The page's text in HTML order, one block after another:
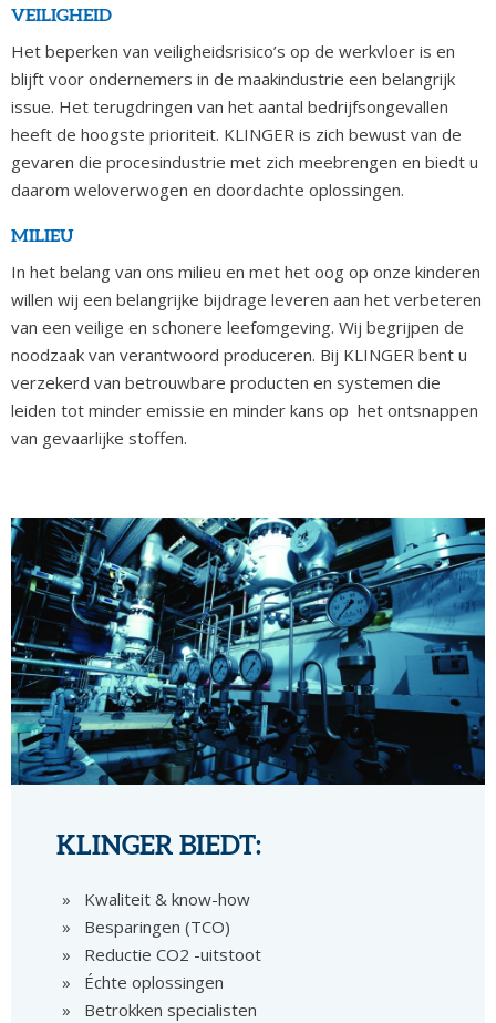
VEILIGHEID
Het beperken van veiligheidsrisico’s op de werkvloer is en
blijft voor ondernemers in de maakindustrie een belangrijk
issue. Het terugdringen van het aantal bedrijfsongevallen
heeft de hoogste prioriteit. KLINGER is zich bewust van de
gevaren die procesindustrie met zich meebrengen en biedt u
daarom weloverwogen en doordachte oplossingen.
MILIEU
In het belang van ons milieu en met het oog op onze kinderen
willen wij een belangrijke bijdrage leveren aan het verbeteren
van een veilige en schonere leefomgeving. Wij begrijpen de
noodzaak van verantwoord produceren. Bij KLINGER bent u
verzekerd van betrouwbare producten en systemen die
leiden tot minder emissie en minder kans op het ontsnappen
van gevaarlijke stoffen.
KLINGER BIEDT:
Kwaliteit & know-how
Besparingen (TCO)
Reductie CO2 -uitstoot
Échte oplossingen
Betrokken specialisten